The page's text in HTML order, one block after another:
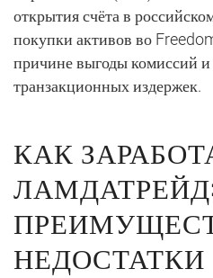
открытия счёта в
покупки активов во
причине выгоды комиссий
транзакционных издержек.
КАК
НЕДОСТАТКИ